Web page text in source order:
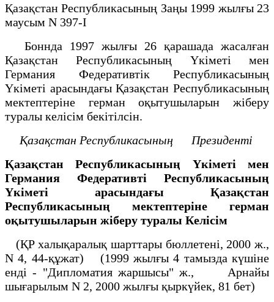
Қазақстан Республикасының Заңы 1999 жылғы 23
маусым N 397-I
Боннда 1997 жылғы 26 қарашада жасалған
Қазақстан Республикасының Үкіметі мен
Германия Федеративтік Республикасының
Үкіметі арасындағы Қазақстан Республикасының
мектептеріне герман оқытушыларын жіберу
туралы келісім бекітілсін.
Қазақстан Республикасының
Президенті
Қазақстан Республикасының Үкiметi мен
Германия Федеративтi Республикасының
Үкiметi арасындағы Қазақстан
Республикасының мектептерiне герман
оқытушыларын жiберу туралы Келiсiм
(ҚР халықаралық шарттары бюллетені, 2000 ж.,
N 4, 44-құжат) (1999 жылғы 4 тамызда күшіне
енді - "Дипломатия жаршысы" ж., Арнайы
шығарылым N 2, 2000 жылғы қыркүйек, 81 бет)